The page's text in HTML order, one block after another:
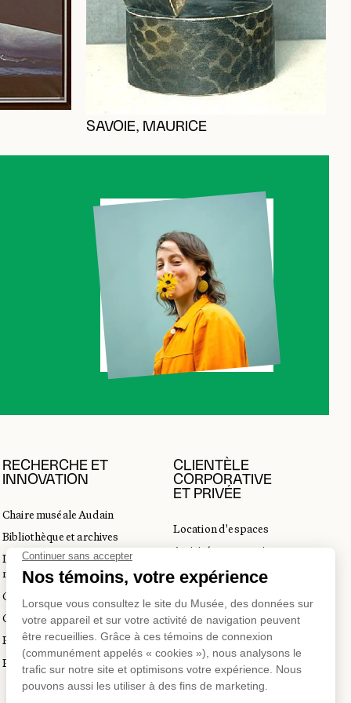
SAVOIE, MAURICE
RECHERCHE ET
INNOVATION
Chaire muséale Audain
Bibliothèque et archives
Incubateur d’innovations
muséales
Guide de numérisation 3D
Commandes d'images
Prix en art actuel
Prix Lynne-Cohen
CLIENTÈLE
CORPORATIVE
ET PRIVÉE
Location d'espaces
Activités corporatives
Location d'œuvres
du tourisme